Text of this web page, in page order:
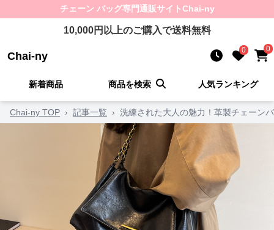
チェーン バッグ専門通販サイトChai-ny
10,000円以上のご購入で送料無料
Chai-ny 0 0
新着商品 商品を検索 人気ランキング
Chai-ny TOP › 記事一覧 › 洗練された大人の魅力！革製チェーン